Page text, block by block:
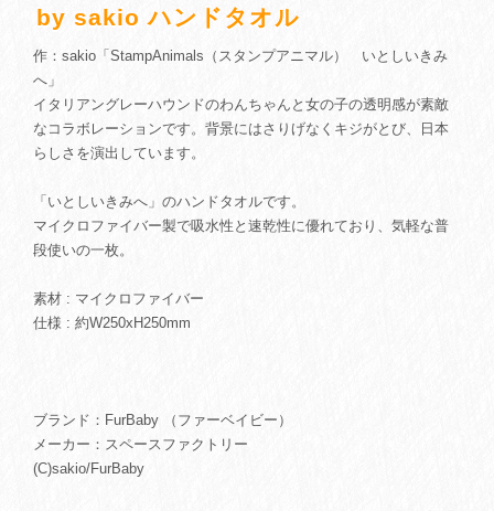
by sakio ハンドタオル
作：sakio「StampAnimals（スタンプアニマル） いとしいきみ
へ」
イタリアングレーハウンドのわんちゃんと女の子の透明感が素敵
なコラボレーションです。背景にはさりげなくキジがとび、日本
らしさを演出しています。
「いとしいきみへ」のハンドタオルです。
マイクロファイバー製で吸水性と速乾性に優れており、気軽な普
段使いの一枚。
素材 : マイクロファイバー
仕様 : 約W250xH250mm
ブランド：FurBaby （ファーベイビー）
メーカー：スペースファクトリー
(C)sakio/FurBaby